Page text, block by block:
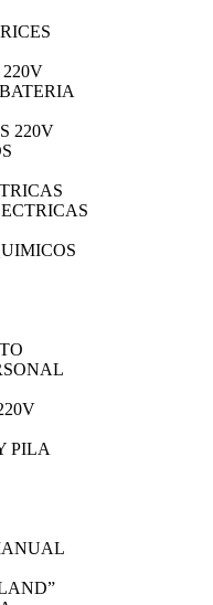
220V
PILA